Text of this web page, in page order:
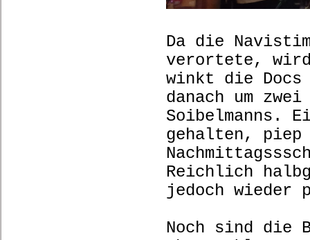
Da die
verortete,
winkt die
danach um
Soibelmanns.
gehalten, piep
Reichlich
jedoch wieder
Noch sind die